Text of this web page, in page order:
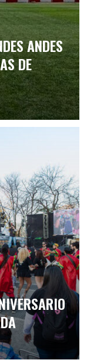
ANDES
DE